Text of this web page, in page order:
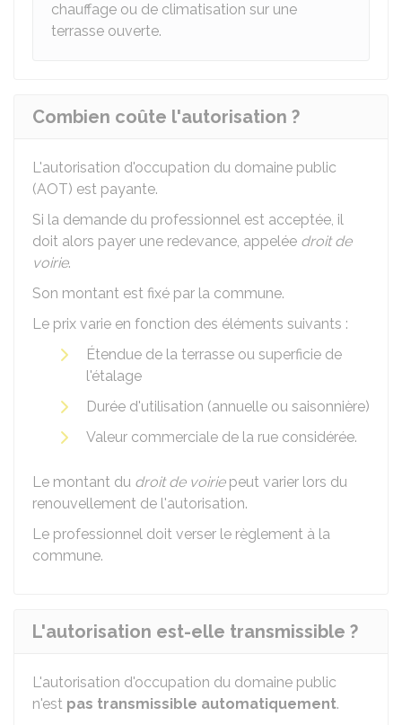
chauffage ou de climatisation sur une
terrasse ouverte.
Combien coûte l'autorisation ?
L'autorisation d'occupation du domaine public
(AOT) est payante.
Si la demande du professionnel est acceptée, il
doit alors payer une redevance, appelée droit de
voirie.
Son montant est fixé par la commune.
Le prix varie en fonction des éléments suivants :
Étendue de la terrasse ou superficie de
l'étalage
Durée d'utilisation (annuelle ou saisonnière)
Valeur commerciale de la rue considérée.
Le montant du droit de voiriepeut varier lors du
renouvellement de l'autorisation.
Le professionnel doit verser le règlement à la
commune.
L'autorisation est-elle transmissible ?
L'autorisation d'occupation du domaine public
n'est pas transmissible automatiquement.